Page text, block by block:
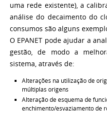
uma rede existente), a
análise do decaimento do
consumos são alguns
O EPANET pode ajudar a
gestão, de modo a
sistema, através de:
Alterações na utilização de
múltiplas origens
Alteração de esquema de
enchimento/esvaziamento de